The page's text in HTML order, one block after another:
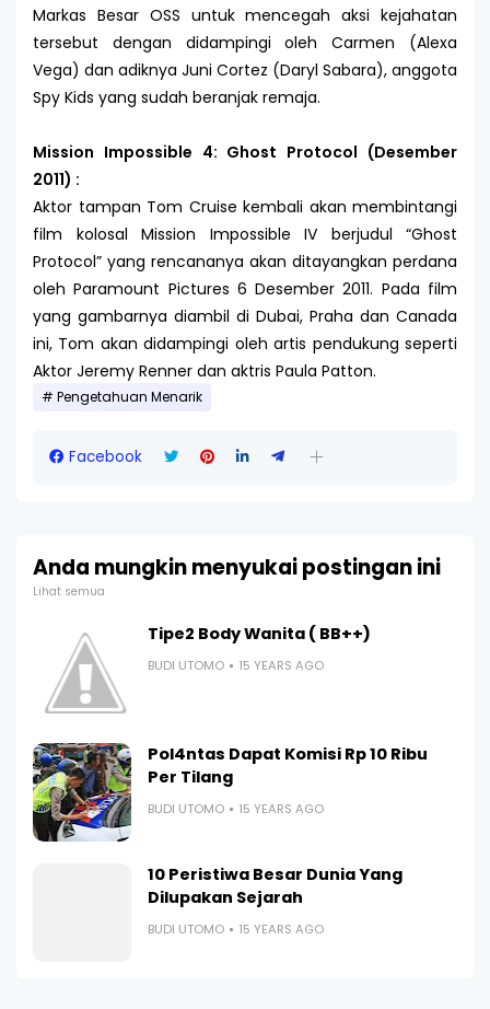
Markas Besar OSS untuk mencegah aksi kejahatan
tersebut dengan didampingi oleh Carmen (Alexa
Vega) dan adiknya Juni Cortez (Daryl Sabara), anggota
Spy Kids yang sudah beranjak remaja.
Mission Impossible 4: Ghost Protocol (Desember
2011) :
Aktor tampan Tom Cruise kembali akan membintangi
film kolosal Mission Impossible IV berjudul “Ghost
Protocol” yang rencananya akan ditayangkan perdana
oleh Paramount Pictures 6 Desember 2011. Pada film
yang gambarnya diambil di Dubai, Praha dan Canada
ini, Tom akan didampingi oleh artis pendukung seperti
Aktor Jeremy Renner dan aktris Paula Patton.
Pengetahuan Menarik
Facebook
Anda mungkin menyukai postingan ini
Lihat semua
Tipe2 Body Wanita ( BB++)
BUDI UTOMO 15 YEARS AGO
Pol4ntas Dapat Komisi Rp 10 Ribu
Per Tilang
BUDI UTOMO 15 YEARS AGO
10 Peristiwa Besar Dunia Yang
Dilupakan Sejarah
BUDI UTOMO 15 YEARS AGO